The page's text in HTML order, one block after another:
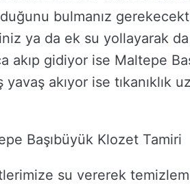
bulmanız
ya da ek su yollayarak
gidiyor ise Maltepe
akıyor ise tıkanıklık
Başıbüyük Klozet Tamiri
su vererek